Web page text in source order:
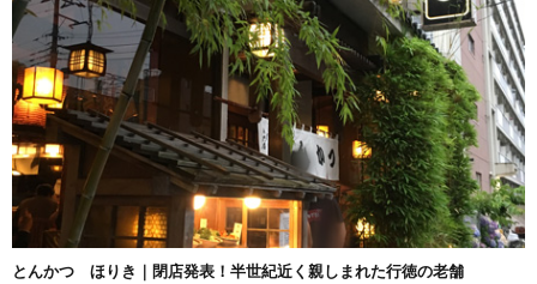
とんかつ ほりき｜閉店発表！半世紀近く親しまれた行徳の老舗